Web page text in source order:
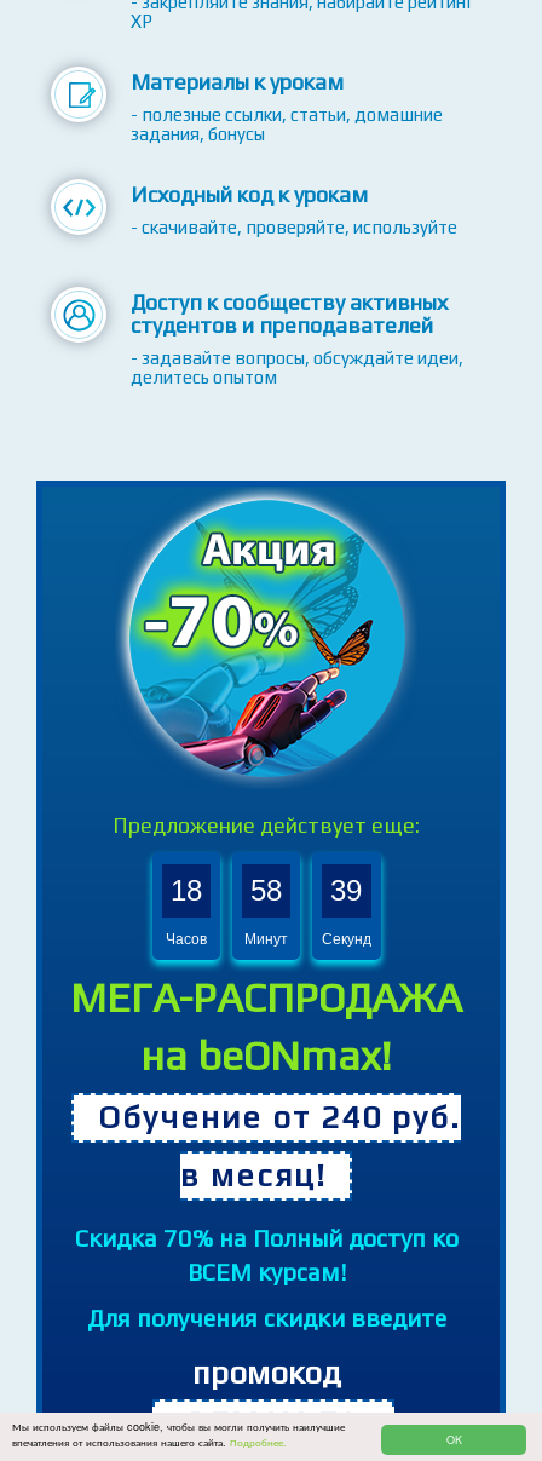
OK
Мы используем файлы cookie, чтобы вы могли получить наилучшие
впечатления от использования нашего сайта. Подробнее.
более 1170+ тестов и
- закрепляйте знания, набирайте рейтинг
XP
Материалы к урокам
- полезные ссылки, статьи, домашние
задания, бонусы
- скачивайте, проверяйте, используйте
Доступ к сообществу активных
студентов и преподавателей
Предложение действует еще:
18
Часов
58
Минут
37
Секунд
МЕГА-РАСПРОДАЖА
на beONmax!
Обучение от 240 руб.
в месяц!
Cкидка 70% на Полный доступ ко
ВСЕМ курсам!
Для получения скидки введите
промокод